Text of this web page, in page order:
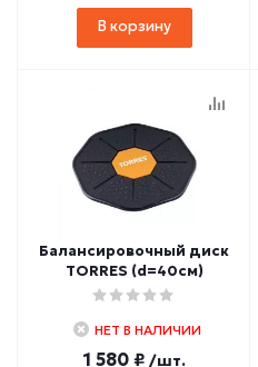
В корзину
Балансировочный диск
TORRES (d=40см)
НЕТ В НАЛИЧИИ
1 580 ₽ /шт.